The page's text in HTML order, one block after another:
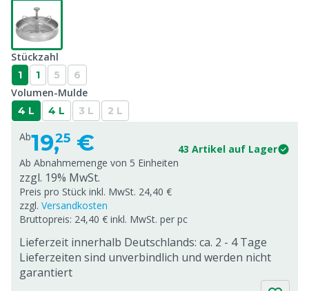
Stückzahl
1 1 5 6
Volumen-Mulde
4 L 4 L 3 L 2 L
Ab19,25 €
43 Artikel auf Lager
Ab Abnahmemenge von 5 Einheiten
zzgl. 19% MwSt.
Preis pro Stück inkl. MwSt. 24,40 €
zzgl. Versandkosten
Bruttopreis: 24,40 € inkl. MwSt. per pc
Lieferzeit innerhalb Deutschlands: ca. 2 - 4 Tage
Lieferzeiten sind unverbindlich und werden nicht
garantiert